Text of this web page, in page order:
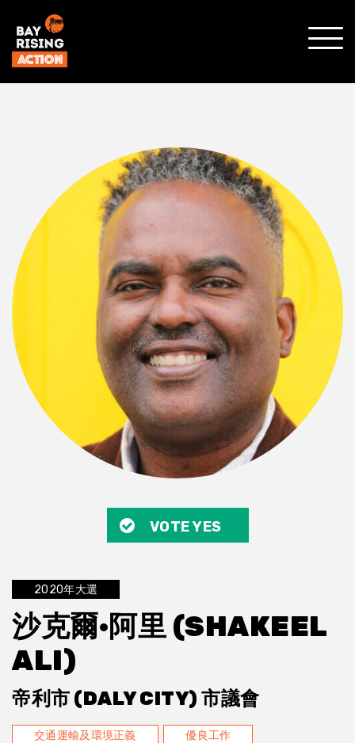
MENU
VOTE YES
2020年大選
沙克爾·阿里 (SHAKEEL
ALI)
帝利市 (DALY CITY) 市議會
交通運輸及環境正義
優良工作